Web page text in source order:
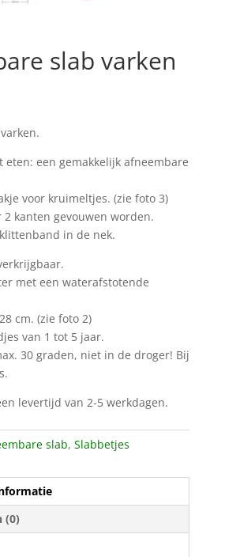
slab varken
eten: een gemakkelijk afneembare
voor kruimeltjes. (zie foto 3)
2 kanten gevouwen worden.
in de nek.
met een waterafstotende
cm. (zie foto 2)
van 1 tot 5 jaar.
30 graden, niet in de droger! Bij
levertijd van 2-5 werkdagen.
slab, Slabbetjes
(0)